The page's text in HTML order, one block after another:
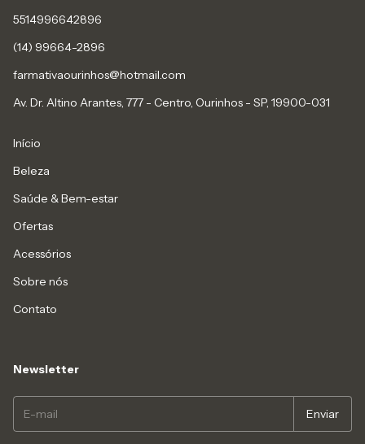
5514996642896
(14) 99664-2896
farmativaourinhos@hotmail.com
Av. Dr. Altino Arantes, 777 - Centro, Ourinhos - SP, 19900-031
Início
Beleza
Saúde & Bem-estar
Ofertas
Acessórios
Sobre nós
Contato
Newsletter